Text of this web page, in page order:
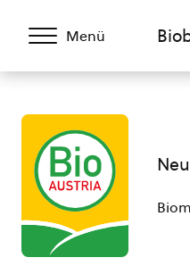
Menü